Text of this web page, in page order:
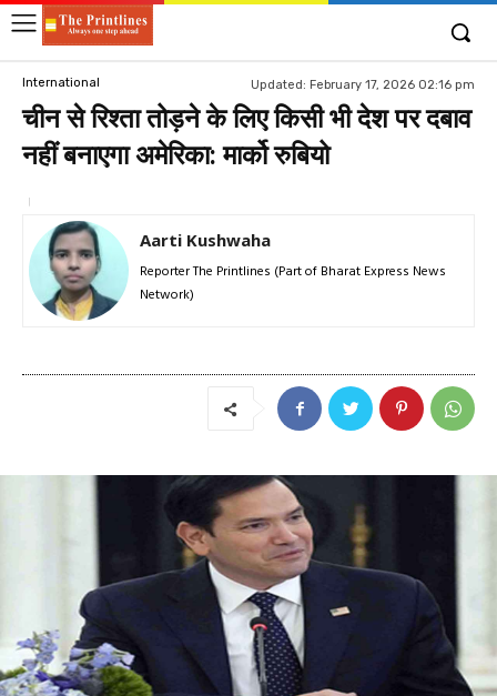
International Updated: February 17, 2026 02:16 pm
चीन से रिश्‍ता तोड़ने के लिए किसी भी देश पर दबाव
नहीं बनाएगा अमेरिका: मार्को रुबियो
Aarti Kushwaha
Reporter The Printlines (Part of Bharat Express News
Network)